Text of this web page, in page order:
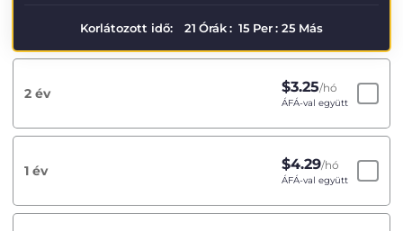
Korlátozott idő: 21 Órák: 15 Per: 24 Más
2 év $3.25/hó
ÁFÁ-val együtt
1 év $4.29/hó
ÁFÁ-val együtt